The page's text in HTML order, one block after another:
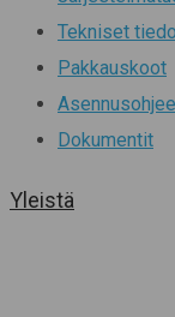
Tekniset
Pakkauskoot
Dokumentit
Yleistä